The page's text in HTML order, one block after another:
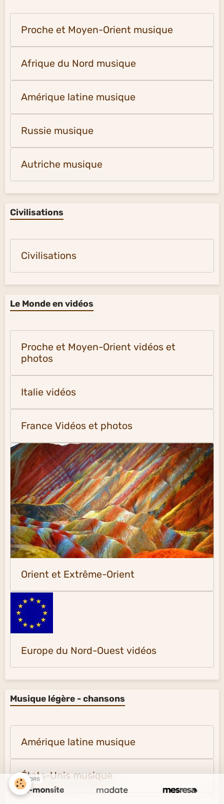
Proche et Moyen-Orient musique
Afrique du Nord musique
Amérique latine musique
Russie musique
Autriche musique
Civilisations
Civilisations
Le Monde en vidéos
Proche et Moyen-Orient vidéos et
photos
Italie vidéos
France Vidéos et photos
Orient et Extrême-Orient
Europe du Nord-Ouest vidéos
Musique légère - chansons
Amérique latine musique
États-Unis musique
SPONSORS